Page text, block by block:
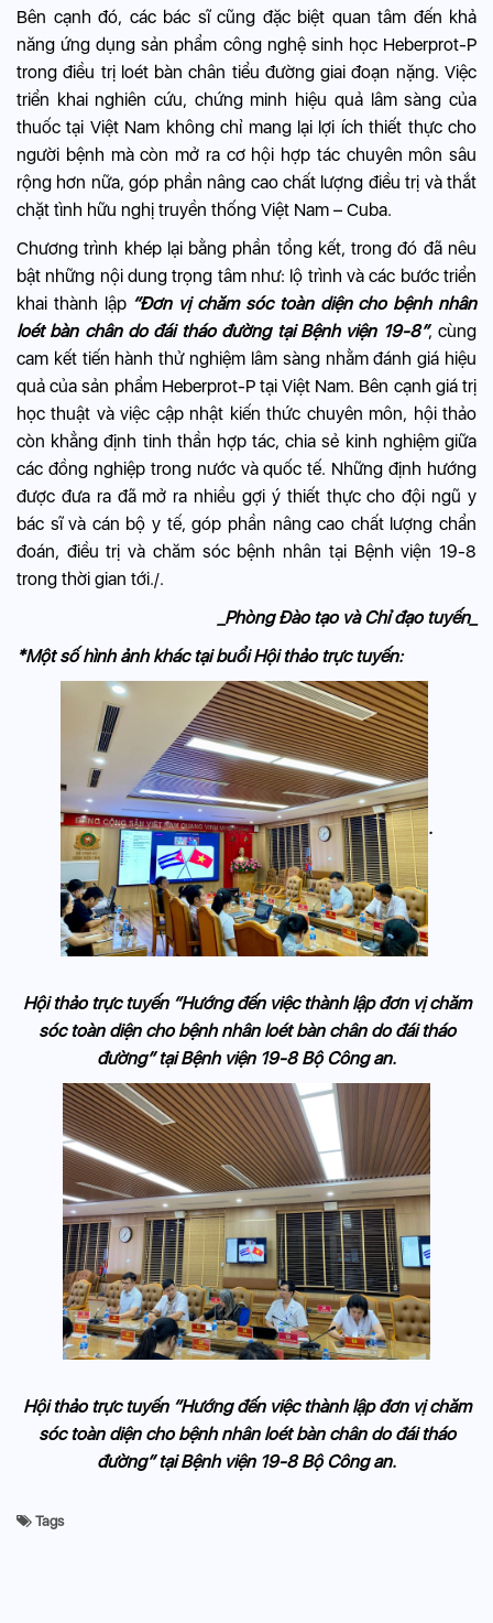
Bên cạnh đó, các bác sĩ cũng đặc biệt quan tâm đến khả
năng ứng dụng sản phẩm công nghệ sinh học Heberprot-P
trong điều trị loét bàn chân tiểu đường giai đoạn nặng. Việc
triển khai nghiên cứu, chứng minh hiệu quả lâm sàng của
thuốc tại Việt Nam không chỉ mang lại lợi ích thiết thực cho
người bệnh mà còn mở ra cơ hội hợp tác chuyên môn sâu
rộng hơn nữa, góp phần nâng cao chất lượng điều trị và thắt
chặt tình hữu nghị truyền thống Việt Nam – Cuba.
Chương trình khép lại bằng phần tổng kết, trong đó đã nêu
bật những nội dung trọng tâm như: lộ trình và các bước triển
khai thành lập “Đơn vị chăm sóc toàn diện cho bệnh nhân
loét bàn chân do đái tháo đường tại Bệnh viện 19-8”, cùng
cam kết tiến hành thử nghiệm lâm sàng nhằm đánh giá hiệu
quả của sản phẩm Heberprot-P tại Việt Nam. Bên cạnh giá trị
học thuật và việc cập nhật kiến thức chuyên môn, hội thảo
còn khẳng định tinh thần hợp tác, chia sẻ kinh nghiệm giữa
các đồng nghiệp trong nước và quốc tế. Những định hướng
được đưa ra đã mở ra nhiều gợi ý thiết thực cho đội ngũ y
bác sĩ và cán bộ y tế, góp phần nâng cao chất lượng chẩn
đoán, điều trị và chăm sóc bệnh nhân tại Bệnh viện 19-8
trong thời gian tới./.
_Phòng Đào tạo và Chỉ đạo tuyến_
*Một số hình ảnh khác tại buổi Hội thảo trực tuyến:
.
Hội thảo trực tuyến “Hướng đến việc thành lập đơn vị chăm
sóc toàn diện cho bệnh nhân loét bàn chân do đái tháo
đường” tại Bệnh viện 19-8 Bộ Công an.
Hội thảo trực tuyến “Hướng đến việc thành lập đơn vị chăm
sóc toàn diện cho bệnh nhân loét bàn chân do đái tháo
đường” tại Bệnh viện 19-8 Bộ Công an.
Tags